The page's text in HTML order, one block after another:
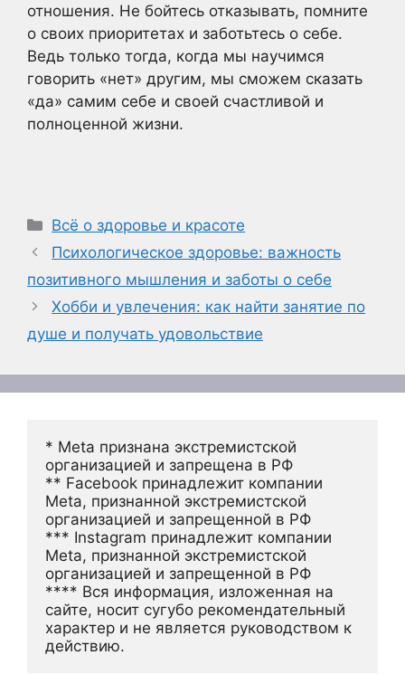
отношения. Не бойтесь отказывать, помните
о своих приоритетах и заботьтесь о себе.
Ведь только тогда, когда мы научимся
говорить «нет» другим, мы сможем сказать
«да» самим себе и своей счастливой и
полноценной жизни.
Рубрики
Всё о здоровье и красоте
Психологическое здоровье: важность
позитивного мышления и заботы о себе
Хобби и увлечения: как найти занятие по
душе и получать удовольствие
* Meta признана экстремистской
организацией и запрещена в РФ
** Facebook принадлежит компании
Meta, признанной экстремистской
организацией и запрещенной в РФ
*** Instagram принадлежит компании
Meta, признанной экстремистской
организацией и запрещенной в РФ
**** Вся информация, изложенная на
сайте, носит сугубо рекомендательный
характер и не является руководством к
действию.